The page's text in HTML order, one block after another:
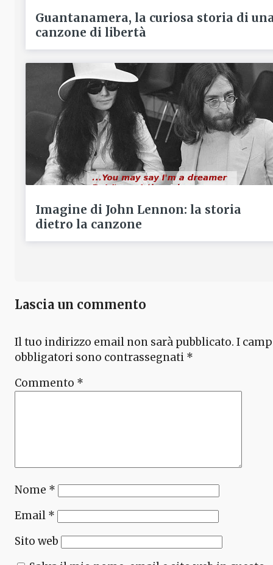
Guantanamera, la curiosa storia di
canzone di libertà
Imagine di John Lennon: la storia
dietro la canzone
Lascia un commento
Il tuo indirizzo email non sarà pubblicato. I
obbligatori sono contrassegnati *
Commento *
Nome *
Email *
Sito web